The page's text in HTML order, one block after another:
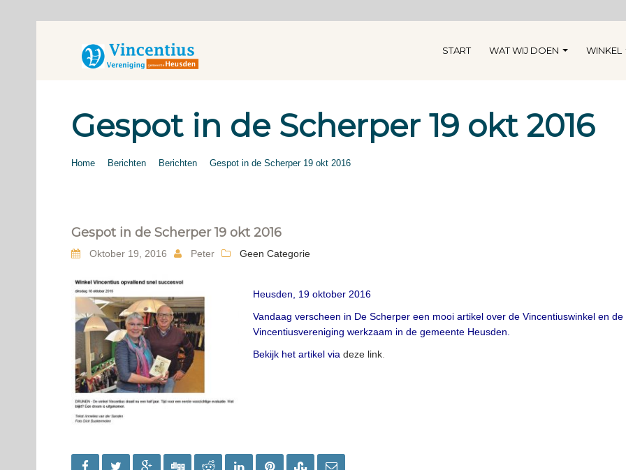
START WAT WIJ DOEN WINKEL
Gespot in de Scherper 19 okt 2016
Home Berichten Berichten Gespot in de Scherper 19 okt 2016
Gespot in de Scherper 19 okt 2016
Oktober 19, 2016 Peter Geen Categorie
Heusden, 19 oktober 2016
Vandaag verscheen in De Scherper een mooi artikel over de Vincentiuswinkel en de
Vincentiusvereniging werkzaam in de gemeente Heusden.
Bekijk het artikel via deze link